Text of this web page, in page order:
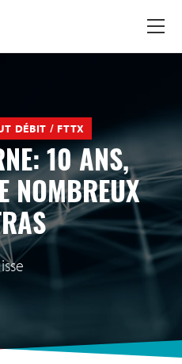
DÉBIT / FTTX
10 ANS,
NOMBREUX